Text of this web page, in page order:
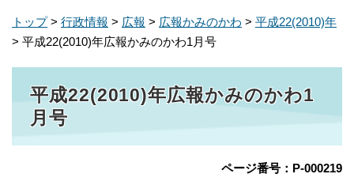
トップ> 行政情報 > 広報 > 広報かみのかわ > 平成22(2010)年
> 平成22(2010)年広報かみのかわ1月号
平成22(2010)年広報かみのかわ1
月号
ページ番号：P-000219